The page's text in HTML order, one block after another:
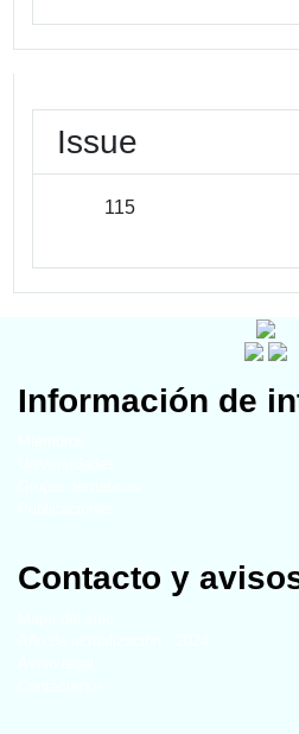
Issue
115
Información de
Contacto y